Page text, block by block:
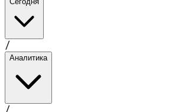
/
Аналитика